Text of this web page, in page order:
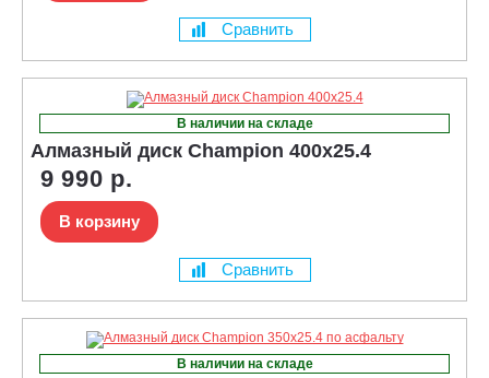
Сравнить
В наличии на складе
Алмазный диск Champion 400x25.4
9 990 р.
В корзину
Сравнить
В наличии на складе